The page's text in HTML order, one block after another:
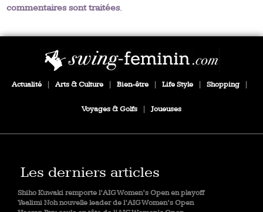
commentaires sont traitées.
Actualité | Arts & Culture | Bien-être | Life Style | Shopping |
Voyages & Golfs | Joueuses
Les derniers articles
Shiho Kuwaki remporte l’AIG Women’s Open en playoff
Yealimi Noh nouvelle leader de l’AIG Women’s Open